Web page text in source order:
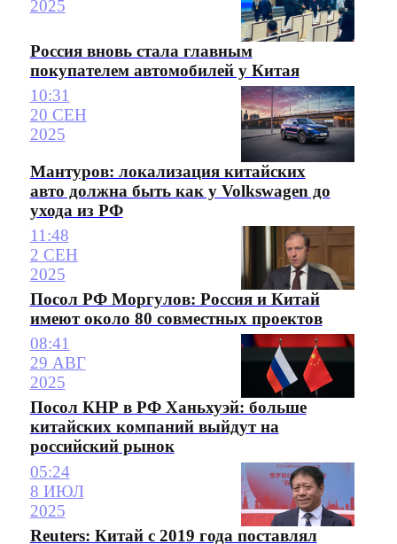
2025
Россия вновь стала главным
покупателем автомобилей у Китая
10:31
20 СЕН
2025
Мантуров: локализация китайских
авто должна быть как у Volkswagen до
ухода из РФ
11:48
2 СЕН
2025
Посол РФ Моргулов: Россия и Китай
имеют около 80 совместных проектов
08:41
29 АВГ
2025
Посол КНР в РФ Ханьхуэй: больше
китайских компаний выйдут на
российский рынок
05:24
8 ИЮЛ
2025
Reuters: Китай с 2019 года поставлял